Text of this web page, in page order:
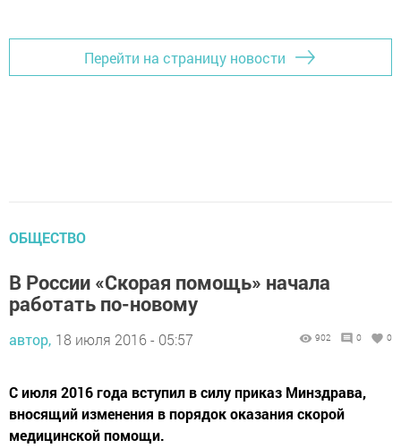
Перейти на страницу новости
ОБЩЕСТВО
В России «Скорая помощь» начала
работать по-новому
автор, 18 июля 2016 - 05:57 902 0 0
С июля 2016 года вступил в силу приказ Минздрава,
вносящий изменения в порядок оказания скорой
медицинской помощи.